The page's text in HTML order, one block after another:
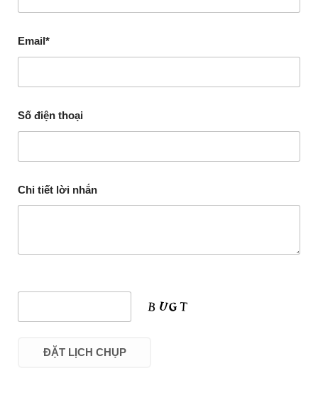
Email*
Số điện thoại
Chi tiết lời nhắn